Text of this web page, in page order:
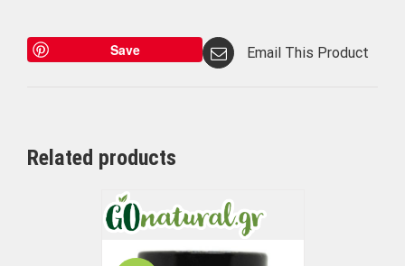
Save Email This Product
Related products